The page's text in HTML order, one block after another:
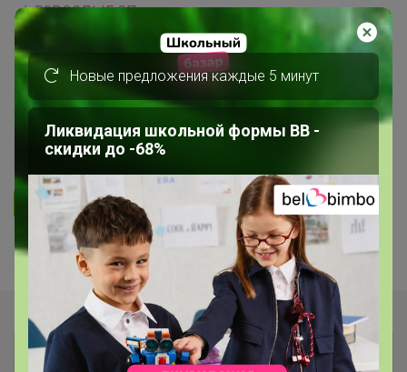
ВЗРОСЛЫЕ СП
ОДЕЖДА ДЛЯ ВЗРОСЛЫХ
Mixan - premium! Бренд с яркой
индивидуальностью! Весна23 ?
539
Ответить
Показаны записи1-8 из8.
Новые предложения каждые 5 минут
Ликвидация школьной формы BB -
скидки до -68%